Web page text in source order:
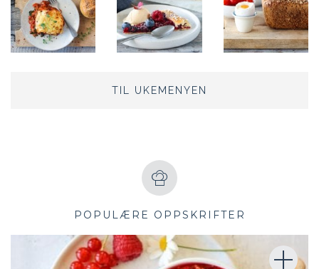
TIL UKEMENYEN
POPULÆRE OPPSKRIFTER